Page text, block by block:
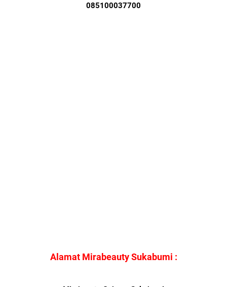
085100037700
Alamat Mirabeauty Sukabumi :